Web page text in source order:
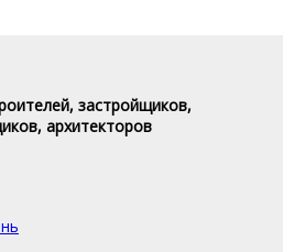
застройщиков,
архитекторов